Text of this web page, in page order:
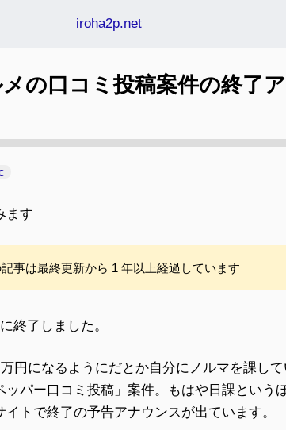
の口コミ投稿案件の終了
ます
記事は最終更新から 1 年以上経過しています
終了しました。
円になるようにだとか自分にノルマを課し
パー口コミ投稿」案件。もはや日課という
トで終了の予告アナウンスが出ています。
iroha2p.net